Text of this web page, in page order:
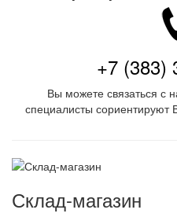
+7 (383)
Вы можете связаться с
специалисты сориентируют
Склад-магазин